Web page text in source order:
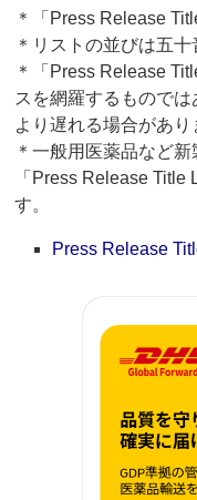
＊「Press Release
＊リストの並びは五十
＊「Press Release
スを網羅するもので
より遅れる場合があり
＊一般用医薬品など
「Press Release Title
す。
Press Release